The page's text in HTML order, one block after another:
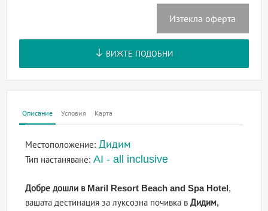
Изтекла оферта
ВИЖТЕ ПОДОБНИ
Описание Условия Карта
Местоположение: Дидим
Тип настаняване:AI - all inclusive
Добре дошли в Maril Resort Beach and Spa Hotel,
вашата дестинация за луксозна почивка вДидим,